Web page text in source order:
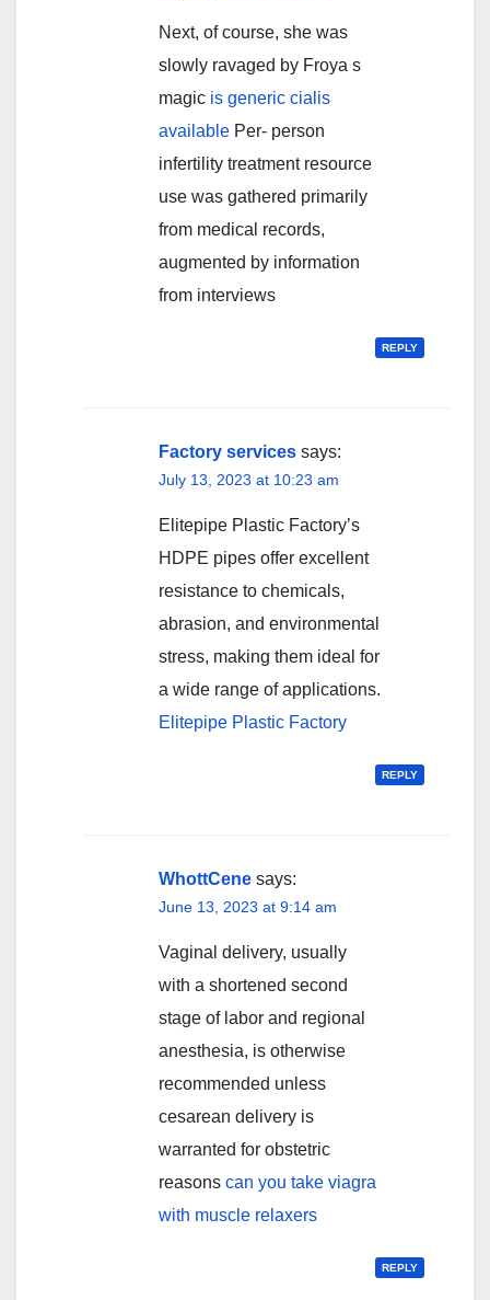
Next, of course, she was
slowly ravaged by Froya s
magic is generic cialis
available Per- person
infertility treatment resource
use was gathered primarily
from medical records,
augmented by information
from interviews
REPLY
Factory services says:
July 13, 2023 at 10:23 am
Elitepipe Plastic Factory’s
HDPE pipes offer excellent
resistance to chemicals,
abrasion, and environmental
stress, making them ideal for
a wide range of applications.
Elitepipe Plastic Factory
REPLY
WhottCene says:
June 13, 2023 at 9:14 am
Vaginal delivery, usually
with a shortened second
stage of labor and regional
anesthesia, is otherwise
recommended unless
cesarean delivery is
warranted for obstetric
reasons can you take viagra
with muscle relaxers
REPLY